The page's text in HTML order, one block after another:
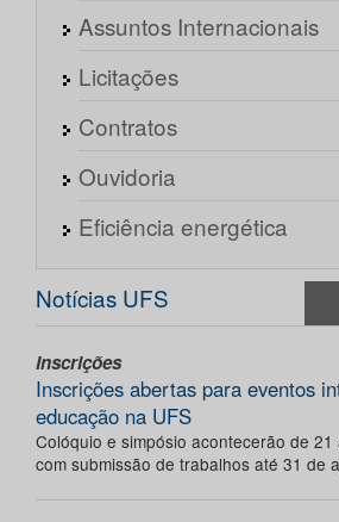
Assuntos Internacionais
Licitações
Contratos
Ouvidoria
Eficiência energética
Notícias UFS
Inscrições
Inscrições abertas para eventos
educação na UFS
Colóquio e simpósio acontecerão de
com submissão de trabalhos até 31 de